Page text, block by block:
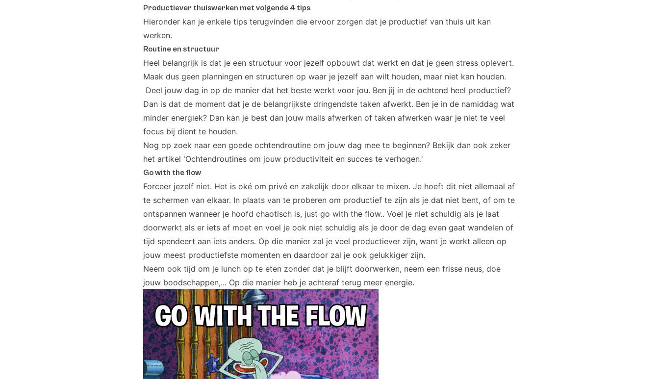
Productiever thuiswerken met volgende 4 tips
Hieronder kan je enkele tips terugvinden die ervoor zorgen dat je productief van thuis uit kan
werken.
Routine en structuur
Heel belangrijk is dat je een structuur voor jezelf opbouwt dat werkt en dat je geen stress oplevert.
Maak dus geen planningen en structuren op waar je jezelf aan wilt houden, maar niet kan houden.
Deel jouw dag in op de manier dat het beste werkt voor jou. Ben jij in de ochtend heel productief?
Dan is dat de moment dat je de belangrijkste dringendste taken afwerkt. Ben je in de namiddag wat
minder energiek? Dan kan je best dan jouw mails afwerken of taken afwerken waar je niet te veel
focus bij dient te houden.
Nog op zoek naar een goede ochtendroutine om jouw dag mee te beginnen? Bekijk dan ook zeker
het artikel 'Ochtendroutines om jouw productiviteit en succes te verhogen.'
Go with the flow
Forceer jezelf niet. Het is oké om privé en zakelijk door elkaar te mixen. Je hoeft dit niet allemaal af
te schermen van elkaar. In plaats van te proberen om productief te zijn als je dat niet bent, of om te
ontspannen wanneer je hoofd chaotisch is, just go with the flow.. Voel je niet schuldig als je laat
doorwerkt als er iets af moet en voel je ook niet schuldig als je door de dag even gaat wandelen of
tijd spendeert aan iets anders. Op die manier zal je veel productiever zijn, want je werkt alleen op
jouw meest productiefste momenten en daardoor zal je ook gelukkiger zijn.
Neem ook tijd om je lunch op te eten zonder dat je blijft doorwerken, neem een frisse neus, doe
jouw boodschappen,... Op die manier heb je achteraf terug meer energie.